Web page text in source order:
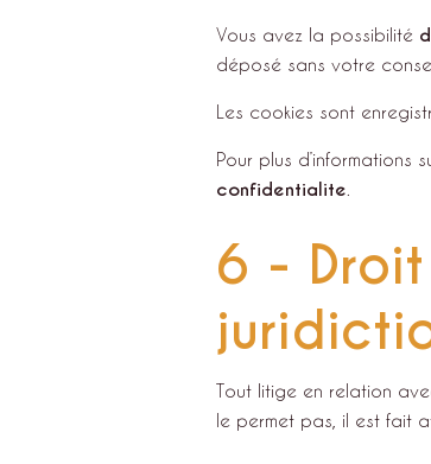
Vous avez la possibilité
déposé sans votre
Les cookies sont
Pour plus
confidentialite
6 -
Tout litige en relation
le permet pas, il est fait